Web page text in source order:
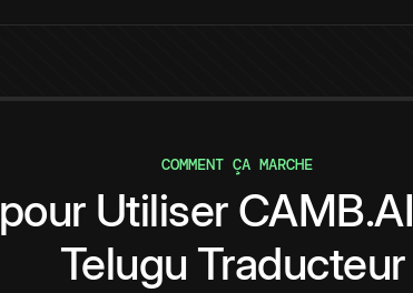
COMMENT ÇA MARCHE
pour Utiliser CAMB.AI
Telugu Traducteur